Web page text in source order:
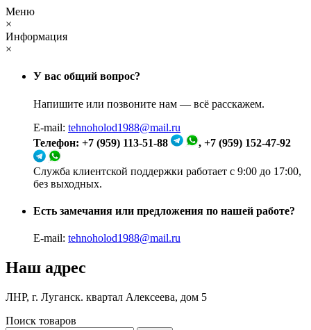
Меню
×
Информация
×
У вас общий вопрос?
Напишите или позвоните нам — всё расскажем.
E-mail: tehnoholod1988@mail.ru
Телефон: +7 (959) 113-51-88
, +7 (959) 152-47-92
Служба клиентской поддержки работает с 9:00 до 17:00,
без выходных.
Есть замечания или предложения по нашей работе?
E-mail: tehnoholod1988@mail.ru
Наш адрес
ЛНР, г. Луганск. квартал Алексеева, дом 5
Поиск товаров